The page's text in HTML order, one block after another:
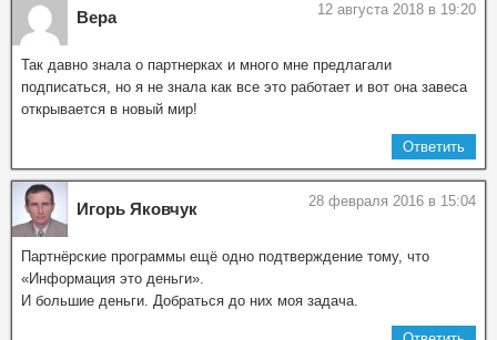
Вера 12 августа 2018 в 19:20
Так давно знала о партнерках и много мне предлагали
подписаться, но я не знала как все это работает и вот она завеса
открывается в новый мир!
Ответить
Игорь Яковчук 28 февраля 2016 в 15:04
Партнёрские программы ещё одно подтверждение тому, что
«Информация это деньги».
И большие деньги. Добраться до них моя задача.